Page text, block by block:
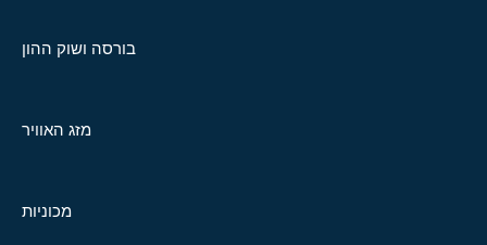
בורסה ושוק ההון
מזג האוויר
מכוניות